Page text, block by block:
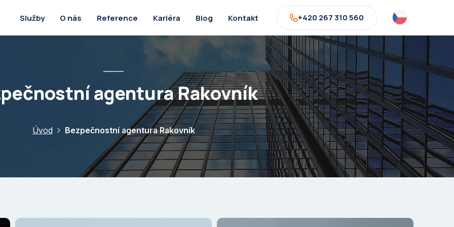
Služby O nás Reference Kariéra Blog Kontakt +420 267 310 560
agentura Rakovník
Úvod Bezpečnostní agentura Rakovník